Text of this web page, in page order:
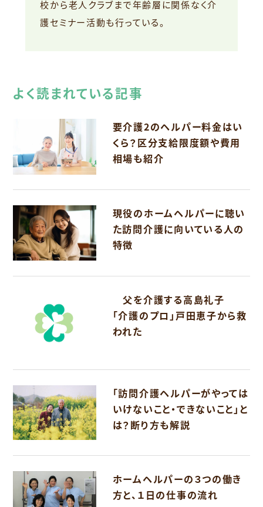
校から老人クラブまで年齢層に関係なく介
護セミナー活動も行っている。
よく読まれている記事
要介護2のヘルパー料金はい
くら？区分支給限度額や費用
相場も紹介
現役のホームヘルパーに聴い
た訪問介護に向いている人の
特徴
父を介護する高島礼子
「介護のプロ」戸田恵子から救
われた
「訪問介護ヘルパーがやっては
いけないこと・できないこと」と
は？断り方も解説
ホームヘルパーの３つの働き
方と、１日の仕事の流れ